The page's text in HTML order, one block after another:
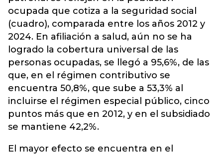
ocupada que cotiza a la seguridad social
(cuadro), comparada entre los años 2012 y
2024. En afiliación a salud, aún no se ha
logrado la cobertura universal de las
personas ocupadas, se llegó a 95,6%, de las
que, en el régimen contributivo se
encuentra 50,8%, que sube a 53,3% al
incluirse el régimen especial público, cinco
puntos más que en 2012, y en el subsidiado
se mantiene 42,2%.
El mayor efecto se encuentra en el